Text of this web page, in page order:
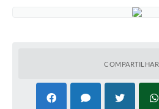
COMPARTILHAR